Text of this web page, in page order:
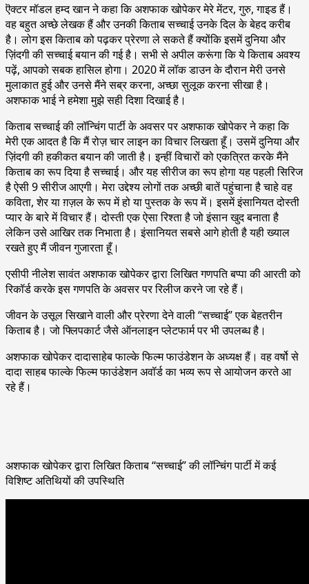
ऎक्टर मॉडल हम्द खान ने कहा कि अशफाक खोपेकर मेरे मेंटर, गुरु, गाइड हैं।
वह बहुत अच्छे लेखक हैं और उनकी किताब सच्चाई उनके दिल के बेहद करीब
है। लोग इस किताब को पढ़कर प्रेरणा ले सकते हैं क्योंकि इसमें दुनिया और
ज़िंदगी की सच्चाई बयान की गई है। सभी से अपील करूंगा कि ये किताब अवश्य
पढ़ें, आपको सबक हासिल होगा। 2020 में लॉक डाउन के दौरान मेरी उनसे
मुलाकात हुई और उनसे मैंने सब्र करना, अच्छा सुलूक करना सीखा है।
अशफाक भाई ने हमेशा मुझे सही दिशा दिखाई है।
किताब सच्चाई की लॉन्चिंग पार्टी के अवसर पर अशफाक खोपेकर ने कहा कि
मेरी एक आदत है कि मैं रोज़ चार लाइन का विचार लिखता हूँ। उसमें दुनिया और
ज़िंदगी की हकीकत बयान की जाती है। इन्हीं विचारों को एकत्रित करके मैंने
किताब का रूप दिया है सच्चाई। और यह सीरीज का रूप होगा यह पहली सिरिज
है ऐसी 9 सीरीज आएगी। मेरा उद्देश्य लोगों तक अच्छी बातें पहुंचाना है चाहे वह
कविता, शेर या ग़ज़ल के रूप में हो या पुस्तक के रूप में। इसमें इंसानियत दोस्ती
प्यार के बारे में विचार हैं। दोस्ती एक ऐसा रिश्ता है जो इंसान खुद बनाता है
लेकिन उसे आखिर तक निभाता है। इंसानियत सबसे आगे होती है यही ख्याल
रखते हुए मैं जीवन गुजारता हूँ।
एसीपी नीलेश सावंत अशफाक खोपेकर द्वारा लिखित गणपति बप्पा की आरती को
रिकॉर्ड करके इस गणपति के अवसर पर रिलीज करने जा रहे हैं।
जीवन के उसूल सिखाने वाली और प्रेरणा देने वाली “सच्चाई” एक बेहतरीन
किताब है। जो फ्लिपकार्ट जैसे ऑनलाइन प्लेटफार्म पर भी उपलब्ध है।
अशफाक खोपेकर दादासाहेब फाल्के फिल्म फाउंडेशन के अध्यक्ष हैं। वह वर्षो से
दादा साहब फाल्के फिल्म फाउंडेशन अवॉर्ड का भव्य रूप से आयोजन करते आ
रहे हैं।
अशफाक खोपेकर द्वारा लिखित किताब “सच्चाई” की लॉन्चिंग पार्टी में कई
विशिष्ट अतिथियों की उपस्थिति